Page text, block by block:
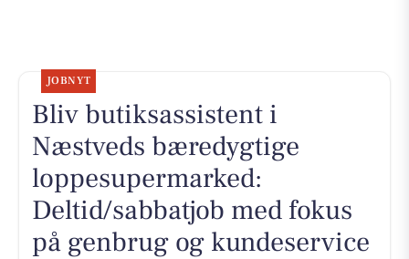
JOBNYT
Bliv butiksassistent i
Næstveds bæredygtige
loppesupermarked:
Deltid/sabbatjob med fokus
på genbrug og kundeservice